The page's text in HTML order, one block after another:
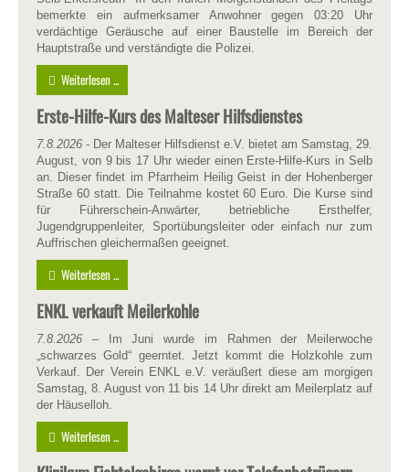
bemerkte ein aufmerksamer Anwohner gegen 03:20 Uhr
verdächtige Geräusche auf einer Baustelle im Bereich der
Hauptstraße und verständigte die Polizei.
Weiterlesen ...
Erste-Hilfe-Kurs des Malteser Hilfsdienstes
7.8.2026 - Der Malteser Hilfsdienst e.V. bietet am Samstag, 29.
August, von 9 bis 17 Uhr wieder einen Erste-Hilfe-Kurs in Selb
an. Dieser findet im Pfarrheim Heilig Geist in der Hohenberger
Straße 60 statt. Die Teilnahme kostet 60 Euro. Die Kurse sind
für Führerschein-Anwärter, betriebliche Ersthelfer,
Jugendgruppenleiter, Sportübungsleiter oder einfach nur zum
Auffrischen gleichermaßen geeignet.
Weiterlesen ...
ENKL verkauft Meilerkohle
7.8.2026 – Im Juni wurde im Rahmen der Meilerwoche
„schwarzes Gold“ geerntet. Jetzt kommt die Holzkohle zum
Verkauf. Der Verein ENKL e.V. veräußert diese am morgigen
Samstag, 8. August von 11 bis 14 Uhr direkt am Meilerplatz auf
der Häuselloh.
Weiterlesen ...